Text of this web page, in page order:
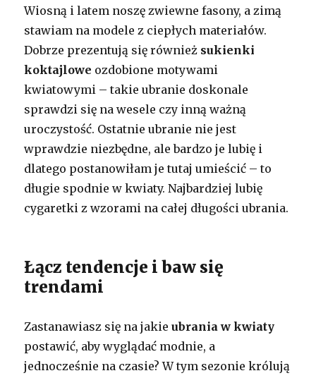
Wiosną i latem noszę zwiewne fasony, a zimą
stawiam na modele z ciepłych materiałów.
Dobrze prezentują się również sukienki
koktajlowe ozdobione motywami
kwiatowymi – takie ubranie doskonale
sprawdzi się na wesele czy inną ważną
uroczystość. Ostatnie ubranie nie jest
wprawdzie niezbędne, ale bardzo je lubię i
dlatego postanowiłam je tutaj umieścić – to
długie spodnie w kwiaty. Najbardziej lubię
cygaretki z wzorami na całej długości ubrania.
Łącz tendencje i baw się
trendami
Zastanawiasz się na jakie ubrania w kwiaty
postawić, aby wyglądać modnie, a
jednocześnie na czasie? W tym sezonie królują